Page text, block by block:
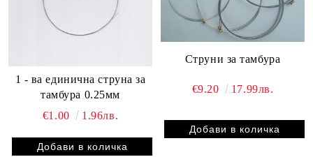
1 - ва единична струна за
тамбура 0.25мм
€1.00
1.96лв.
Струни за тамбура
€9.20 17.99лв.